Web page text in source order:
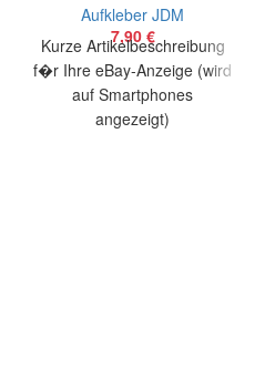
Aufkleber JDM
7,90 €
Kurze Artikelbeschreibung
f�r Ihre eBay-Anzeige (wird
auf Smartphones
angezeigt)